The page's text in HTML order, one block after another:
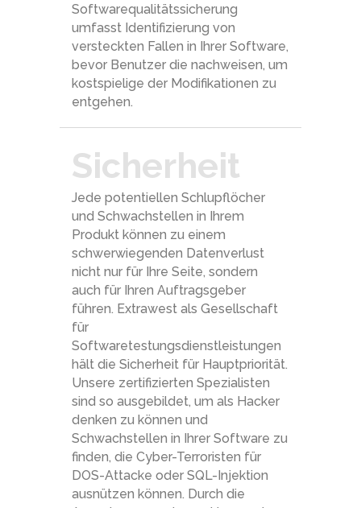
Softwarequalitätssicherung
umfasst Identifizierung von
versteckten Fallen in Ihrer Software,
bevor Benutzer die nachweisen, um
kostspielige der Modifikationen zu
entgehen.
Sicherheit
Jede potentiellen Schlupflöcher
und Schwachstellen in Ihrem
Produkt können zu einem
schwerwiegenden Datenverlust
nicht nur für Ihre Seite, sondern
auch für Ihren Auftragsgeber
führen. Extrawest als Gesellschaft
für
Softwaretestungsdienstleistungen
hält die Sicherheit für Hauptpriorität.
Unsere zertifizierten Spezialisten
sind so ausgebildet, um als Hacker
denken zu können und
Schwachstellen in Ihrer Software zu
finden, die Cyber-Terroristen für
DOS-Attacke oder SQL-Injektion
ausnützen können. Durch die